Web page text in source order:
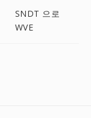
SNDT 으로
WVE